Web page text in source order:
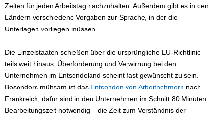
Zeiten für jeden Arbeitstag nachzuhalten. Außerdem gibt es in den
Ländern verschiedene Vorgaben zur Sprache, in der die
Unterlagen vorliegen müssen.
Die Einzelstaaten schießen über die ursprüngliche EU-Richtlinie
teils weit hinaus. Überforderung und Verwirrung bei den
Unternehmen im Entsendeland scheint fast gewünscht zu sein.
Besonders mühsam ist das Entsenden von Arbeitnehmern nach
Frankreich; dafür sind in den Unternehmen im Schnitt 80 Minuten
Bearbeitungszeit notwendig – die Zeit zum Verständnis der